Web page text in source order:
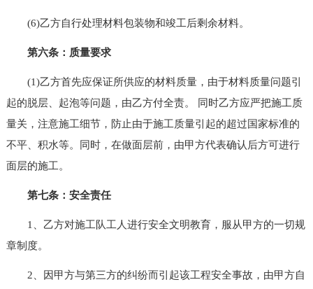
(6)乙方自行处理材料包装物和竣工后剩余材料。
第六条：质量要求
(1)乙方首先应保证所供应的材料质量，由于材料质量问题引
起的脱层、起泡等问题，由乙方付全责。 同时乙方应严把施工质
量关，注意施工细节，防止由于施工质量引起的超过国家标准的
不平、积水等。同时，在做面层前，由甲方代表确认后方可进行
面层的施工。
第七条：安全责任
1、乙方对施工队工人进行安全文明教育，服从甲方的一切规
章制度。
2、因甲方与第三方的纠纷而引起该工程安全事故，由甲方自